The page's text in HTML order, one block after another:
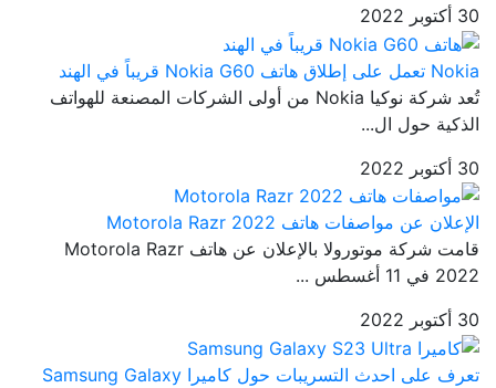
30 أكتوبر 2022
Nokia تعمل على إطلاق هاتف Nokia G60 قريباً في الهند
تُعد شركة نوكيا Nokia من أولى الشركات المصنعة للهواتف
الذكية حول ال...
30 أكتوبر 2022
الإعلان عن مواصفات هاتف Motorola Razr 2022
قامت شركة موتورولا بالإعلان عن هاتف Motorola Razr
2022 في 11 أغسطس ...
30 أكتوبر 2022
تعرف على احدث التسريبات حول كاميرا Samsung Galaxy